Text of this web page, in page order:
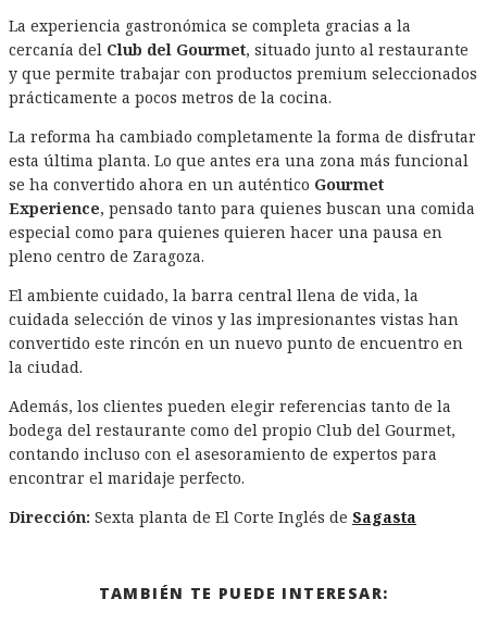
La experiencia gastronómica se completa gracias a la
cercanía del Club del Gourmet, situado junto al restaurante
y que permite trabajar con productos premium seleccionados
prácticamente a pocos metros de la cocina.
La reforma ha cambiado completamente la forma de disfrutar
esta última planta. Lo que antes era una zona más funcional
se ha convertido ahora en un auténtico Gourmet
Experience, pensado tanto para quienes buscan una comida
especial como para quienes quieren hacer una pausa en
pleno centro de Zaragoza.
El ambiente cuidado, la barra central llena de vida, la
cuidada selección de vinos y las impresionantes vistas han
convertido este rincón en un nuevo punto de encuentro en
la ciudad.
Además, los clientes pueden elegir referencias tanto de la
bodega del restaurante como del propio Club del Gourmet,
contando incluso con el asesoramiento de expertos para
encontrar el maridaje perfecto.
Dirección: Sexta planta de El Corte Inglés de Sagasta
TAMBIÉN TE PUEDE INTERESAR: